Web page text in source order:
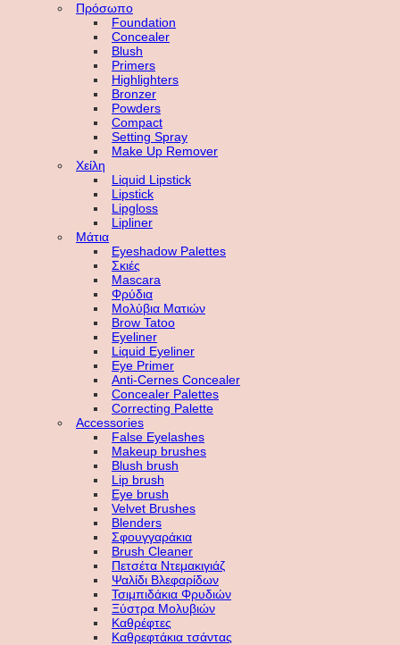
Πρόσωπο
Foundation
Concealer
Blush
Primers
Highlighters
Bronzer
Powders
Compact
Setting Spray
Make Up Remover
Χείλη
Liquid Lipstick
Lipstick
Lipgloss
Lipliner
Μάτια
Eyeshadow Palettes
Σκιές
Mascara
Φρύδια
Μολύβια Ματιών
Brow Tatoo
Eyeliner
Liquid Eyeliner
Eye Primer
Anti-Cernes Concealer
Concealer Palettes
Correcting Palette
Accessories
False Eyelashes
Makeup brushes
Blush brush
Lip brush
Eye brush
Velvet Brushes
Blenders
Σφουγγαράκια
Brush Cleaner
Πετσέτα Ντεμακιγιάζ
Ψαλίδι Βλεφαρίδων
Τσιμπιδάκια Φρυδιών
Ξύστρα Μολυβιών
Καθρέφτες
Καθρεφτάκια τσάντας